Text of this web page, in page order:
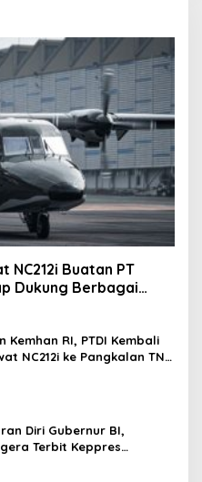
NC212i Buatan PT
Dukung Berbagai
Kemhan RI, PTDI Kembali
NC212i ke Pangkalan TNI
Diri Gubernur BI,
Terbit Keppres
dengan Hormat